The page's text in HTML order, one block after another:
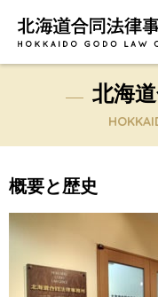
北海
概要と歴史